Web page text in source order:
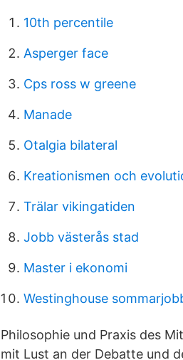
10th percentile
Asperger face
Cps ross w greene
Manade
Otalgia bilateral
Kreationismen och
Trälar vikingatiden
Jobb västerås stad
Master i ekonomi
Westinghouse
Philosophie und Praxis des
mit Lust an der Debatte und